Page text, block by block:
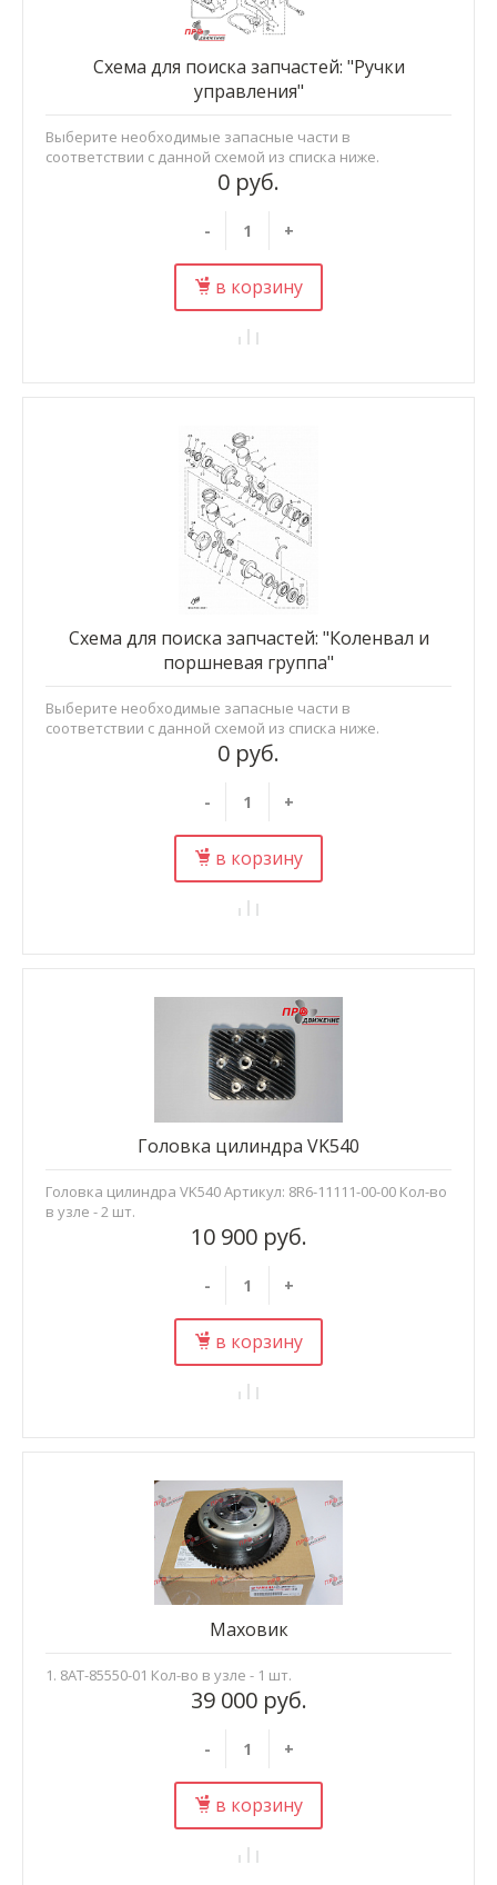
0 руб.
- +
в корзину
Схема для поиска запчастей: "Ручки
управления"
Выберите необходимые запасные части в
соответствии с данной схемой из списка ниже.
0 руб.
- +
в корзину
Схема для поиска запчастей: "Коленвал и
поршневая группа"
Выберите необходимые запасные части в
соответствии с данной схемой из списка ниже.
10 900 руб.
- +
в корзину
Головка цилиндра VK540
Головка цилиндра VK540 Артикул: 8R6-11111-00-00 Кол-во
в узле - 2 шт.
39 000 руб.
- +
в корзину
Маховик
1. 8AT-85550-01 Кол-во в узле - 1 шт.